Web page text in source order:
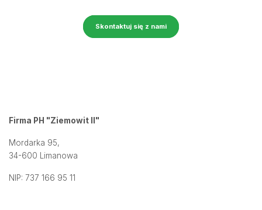
Skontaktuj się z nami
Firma PH "Ziemowit II"
Mordarka 95,
34-600 Limanowa
NIP: 737 166 95 11